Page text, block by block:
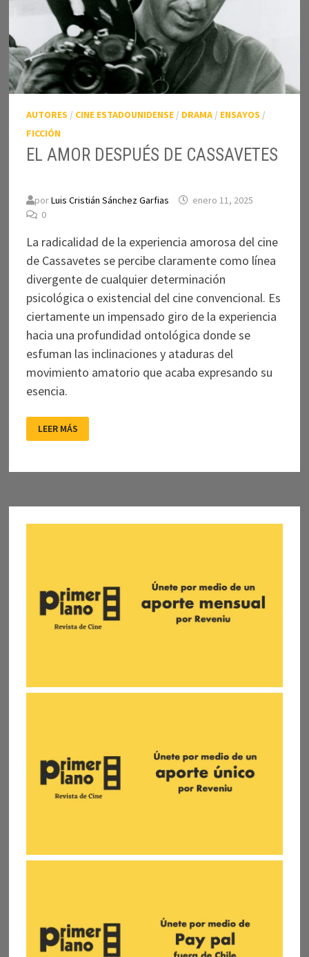
AUTORES / CINE ESTADOUNIDENSE/ DRAMA/ ENSAYOS /
FICCIÓN
EL AMOR DESPUÉS DE CASSAVETES
porLuis Cristián Sánchez Garfias
enero 11, 2025
0
La radicalidad de la experiencia amorosa del cine
de Cassavetes se percibe claramente como línea
divergente de cualquier determinación
psicológica o existencial del cine convencional. Es
ciertamente un impensado giro de la experiencia
hacia una profundidad ontológica donde se
esfuman las inclinaciones y ataduras del
movimiento amatorio que acaba expresando su
esencia.
AMOR
DESPUÉS
LEER MÁS